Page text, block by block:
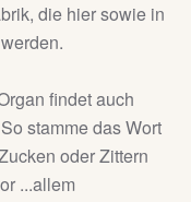
die hier sowie in
findet auch
stamme das Wort
oder Zittern
...allem